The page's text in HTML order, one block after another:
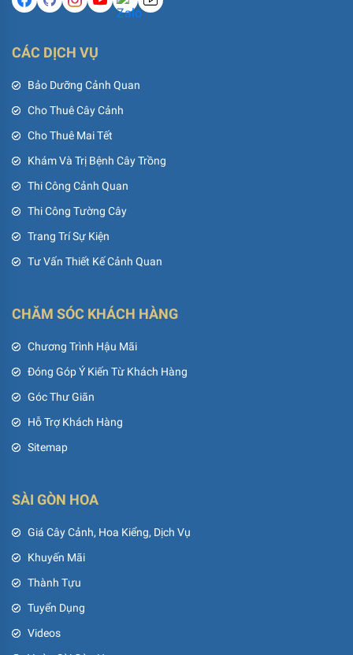
CÁC DỊCH VỤ
Bảo Dưỡng Cảnh Quan
Cho Thuê Cây Cảnh
Cho Thuê Mai Tết
Khám Và Trị Bệnh Cây Trồng
Thi Công Cảnh Quan
Thi Công Tường Cây
Trang Trí Sự Kiện
Tư Vấn Thiết Kế Cảnh Quan
CHĂM SÓC KHÁCH HÀNG
Chương Trình Hậu Mãi
Đóng Góp Ý Kiến Từ Khách Hàng
Góc Thư Giãn
Hỗ Trợ Khách Hàng
Sitemap
SÀI GÒN HOA
Giá Cây Cảnh, Hoa Kiểng, Dịch Vụ
Khuyến Mãi
Thành Tựu
Tuyển Dụng
Videos